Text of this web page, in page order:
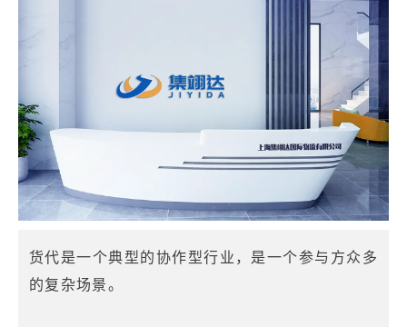
货代是一个典型的协作型行业，是一个参与方众多
的复杂场景。